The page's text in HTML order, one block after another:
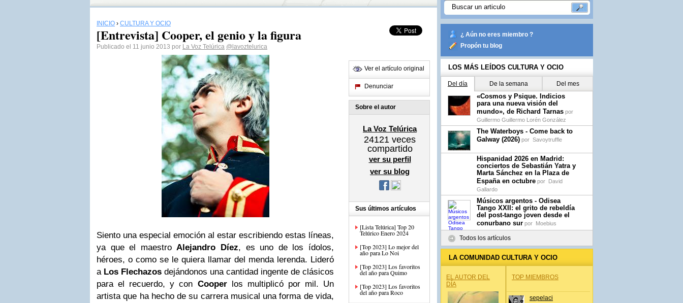
INICIO › CULTURA Y OCIO
[Entrevista] Cooper, el genio y la figura
Publicado el 11 junio 2013 por La Voz Telúrica @lavoztelurica
Siento una especial emoción al estar escribiendo estas líneas,
ya que el maestroAlejandro Díez, es uno de los ídolos,
héroes, o como se le quiera llamar del menda lerenda. Lideró
a Los Flechazos dejándonos una cantidad ingente de clásicos
para el recuerdo, y con Cooperlos multiplicó por mil. Un
artista que ha hecho de su carrera musical una forma de vida,
Ver el artículo original
Denunciar
Sobre el autor
La Voz Telúrica
24121 veces
compartido
ver su perfil
ver su blog
Sus últimos artículos
[Lista Telúrica] Top 20
Telúrico Enero 2024
[Top 2023] Lo mejor del
año para Lo Noi
[Top 2023] Los favoritos
del año para Quimo
[Top 2023] Los favoritos
del año para Roco
¿ Aún no eres miembro ?
Propón tu blog
LOS MÁS LEÍDOS CULTURA Y OCIO
Del día De la semana Del mes
«Cosmos y Psique. Indicios
para una nueva visión del
mundo», de Richard Tarnas por
Guillermo Guillermo Lorén González
The Waterboys - Come back to
Galway (2026) por Savoytruffle
Hispanidad 2026 en Madrid:
conciertos de Sebastián Yatra y
Marta Sánchez en la Plaza de
España en octubre por David
Gallardo
Músicos argentos - Odisea
Tango XXII: el grito de rebeldía
del post-tango joven desde el
conurbano sur por Moebius
Todos los artículos
LA COMUNIDAD CULTURA Y OCIO
EL AUTOR DEL
DÍA
TOP MIEMBROS
sepelaci